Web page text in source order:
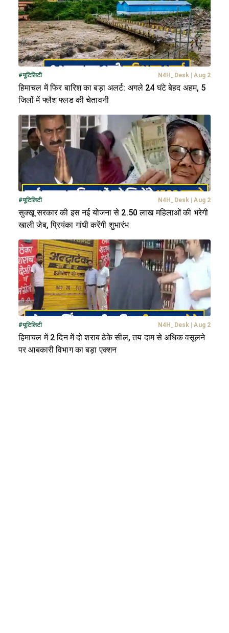
#यूटिलिटी N4H_Desk Aug 2
हिमाचल में फिर बारिश का बड़ा अलर्ट: अगले 24 घंटे बेहद अहम, 5
जिलों में फ्लैश फ्लड की चेतावनी
#यूटिलिटी N4H_Desk Aug 2
सुक्खू सरकार की इस नई योजना से 2.50 लाख महिलाओं की भरेगी
खाली जेब, प्रियंका गांधी करेंगी शुभारंभ
#यूटिलिटी N4H_Desk Aug 2
हिमाचल में 2 दिन में दो शराब ठेके सील, तय दाम से अधिक वसूलने
पर आबकारी विभाग का बड़ा एक्शन